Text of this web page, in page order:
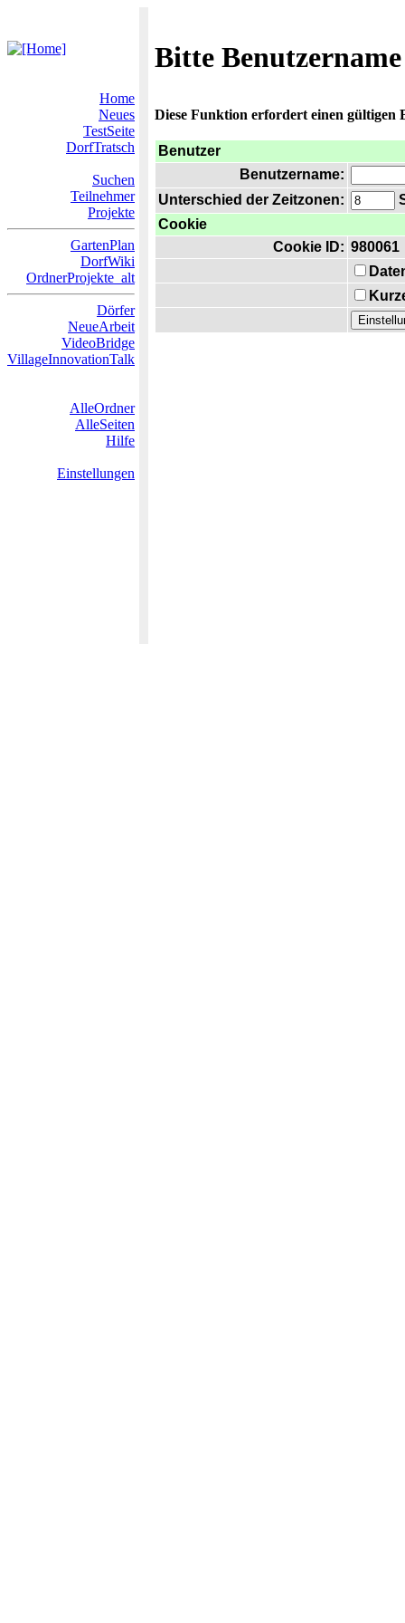
Bitte
Home
Neues
TestSeite
DorfTratsch
Suchen
Teilnehmer
Projekte
GartenPlan
DorfWiki
OrdnerProjekte_alt
Dörfer
NeueArbeit
VideoBridge
VillageInnovationTalk
AlleOrdner
AlleSeiten
Hilfe
Einstellungen
Diese Funktion erfordert einen gültigen
Benutzer
Benutzername:
Unterschied der Zeitzonen:
Cookie
Cookie ID: 980061